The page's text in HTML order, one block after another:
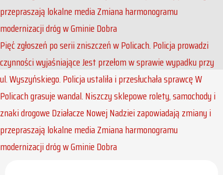
przepraszają lokalne mediaZmiana harmonogramu
modernizacji dróg w Gminie Dobra
Pięć zgłoszeń po serii zniszczeń w Policach. Policja prowadzi
czynności wyjaśniająceJest przełom w sprawie wypadku przy
ul. Wyszyńskiego. Policja ustaliła i przesłuchała sprawcęW
Policach grasuje wandal. Niszczy sklepowe rolety, samochody i
znaki drogoweDziałacze Nowej Nadziei zapowiadają zmiany i
przepraszają lokalne mediaZmiana harmonogramu
modernizacji dróg w Gminie Dobra